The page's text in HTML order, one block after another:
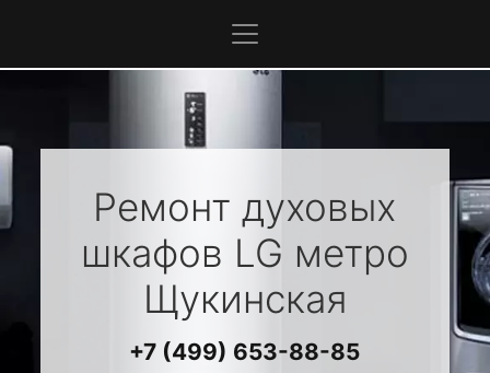
Ремонт духовых
шкафов LG метро
Щукинская
+7 (499) 653-88-85